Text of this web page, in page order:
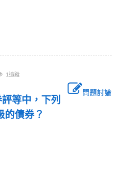
1追蹤
問題討論
等中，下列
的債券？